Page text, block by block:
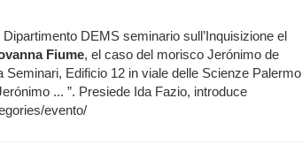
DEMS seminario sull’Inquisizione el
Fiume, el caso del morisco Jerónimo de
Seminari, Edificio 12 in viale delle Scienze Palermo
... ”. Presiede Ida Fazio, introduce
evento/